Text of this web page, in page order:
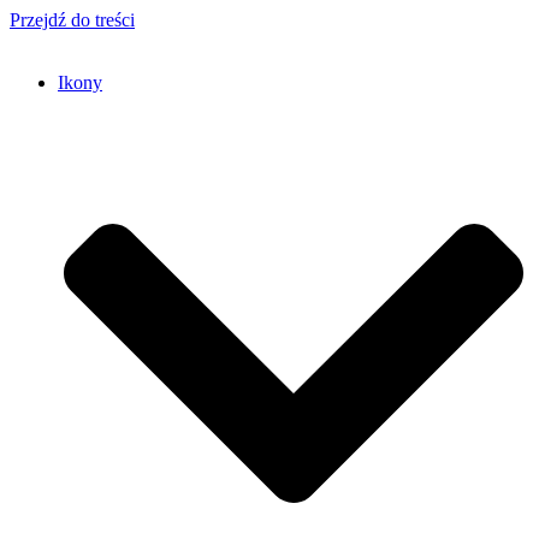
Przejdź do treści
Ikony